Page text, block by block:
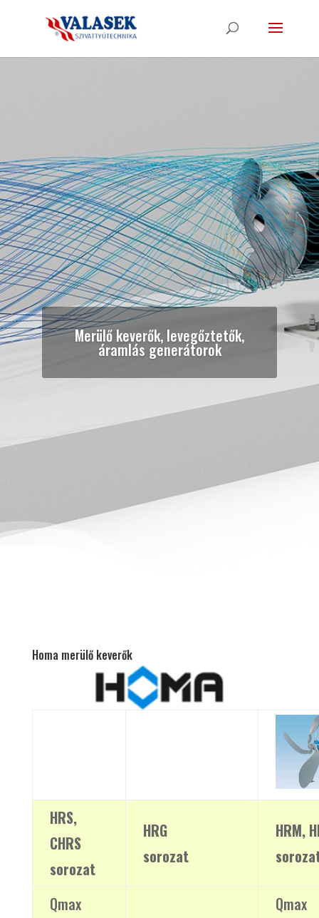
Merülő keverők, levegőztetők,
áramlás generátorok
Homa merülő keverők
HRS,
CHRS
sorozat
HRG
sorozat
HRM,
Qmax
Qmax